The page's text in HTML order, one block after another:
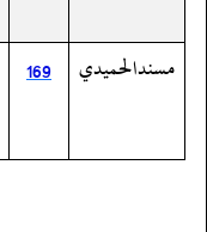
مسندالحميدي
169